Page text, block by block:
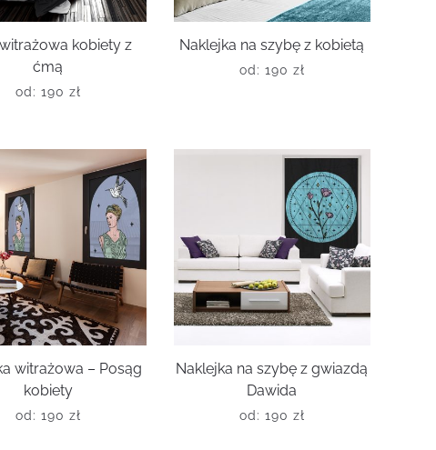
kobiety z
ćmą
od: 190 zł
Naklejka na szybę z kobietą
od: 190 zł
witrażowa – Posąg
kobiety
od: 190 zł
Naklejka na szybę z gwiazdą
Dawida
od: 190 zł